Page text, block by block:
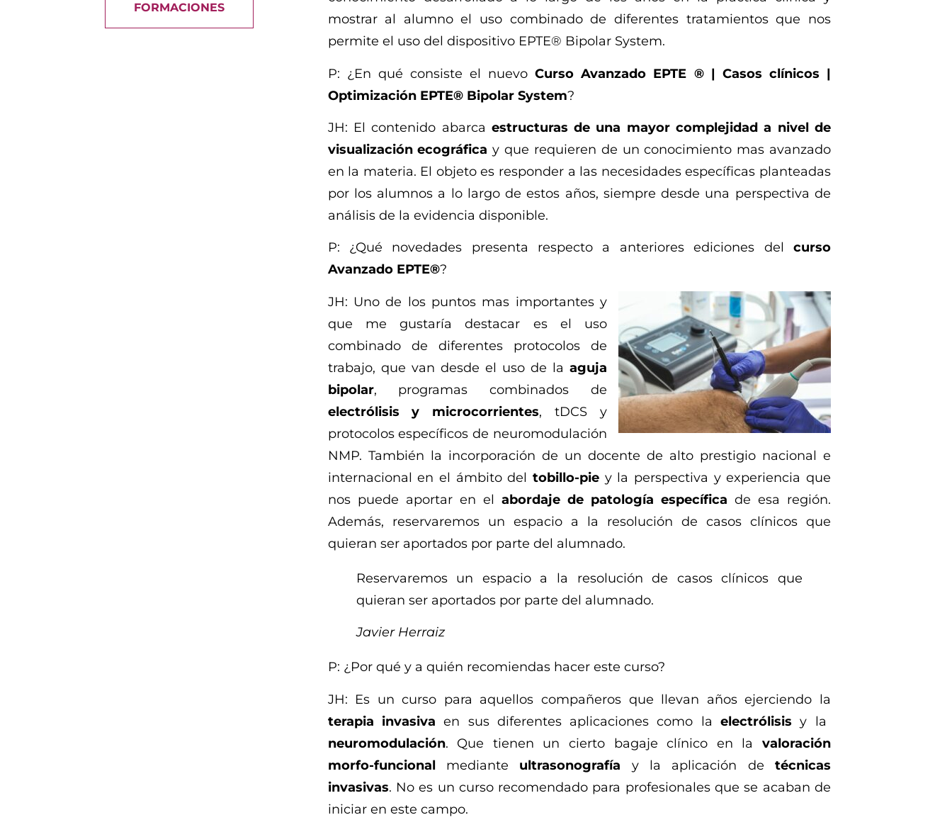
FORMACIONES
mostrar al alumno el uso combinado de diferentes tratamientos que nos
permite el uso del dispositivo EPTE® Bipolar System.
P: ¿En qué consiste el nuevoCurso Avanzado EPTE ® | Casos clínicos |
Optimización EPTE® Bipolar System?
JH: El contenido abarca estructuras de una mayor complejidad a nivel de
visualización ecográfica y que requieren de un conocimiento mas avanzado
en la materia. El objeto es responder a las necesidades específicas planteadas
por los alumnos a lo largo de estos años, siempre desde una perspectiva de
análisis de la evidencia disponible.
P: ¿Qué novedades presenta respecto a anteriores ediciones del curso
Avanzado EPTE®?
JH: Uno de los puntos mas importantes y
que me gustaría destacar es el uso
combinado de diferentes protocolos de
trabajo, que van desde el uso de la aguja
bipolar, programas combinados de
electrólisis y microcorrientes, tDCS y
protocolos específicos de neuromodulación
NMP. También la incorporación de un docente de alto prestigio nacional e
internacional en el ámbito del tobillo-piey la perspectiva y experiencia que
nos puede aportar en el abordaje de patología específica de esa región.
Además, reservaremos un espacio a la resolución de casos clínicos que
quieran ser aportados por parte del alumnado.
Reservaremos un espacio a la resolución de casos clínicos que
quieran ser aportados por parte del alumnado.
Javier Herraiz
P: ¿Por qué y a quién recomiendas hacer este curso?
JH: Es un curso para aquellos compañeros que llevan años ejerciendo la
terapia invasivaen sus diferentes aplicaciones como laelectrólisis y la
neuromodulación. Que tienen un cierto bagaje clínico en la valoración
morfo-funcionalmediante ultrasonografía y la aplicación detécnicas
invasivas. No es un curso recomendado para profesionales que se acaban de
iniciar en este campo.